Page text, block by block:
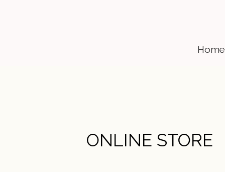
Home
ONLINE STORE